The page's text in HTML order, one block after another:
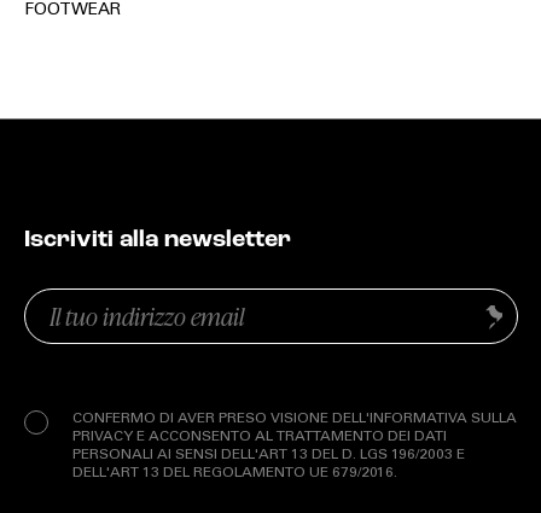
FOOTWEAR
Iscriviti alla newsletter
Email
(Obbligatorio)
CONFERMO DI AVER PRESO VISIONE DELL'INFORMATIVA SULLA
PRIVACY E ACCONSENTO AL TRATTAMENTO DEI DATI
PERSONALI AI SENSI DELL'ART 13 DEL D. LGS 196/2003 E
DELL'ART 13 DEL REGOLAMENTO UE 679/2016.
Invia